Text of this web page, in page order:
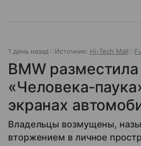
1 день назад Источник: Hi-Tech Mail
BMW
экранах
Владельцы возмущены,
вторжением в личное